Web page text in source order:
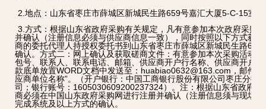
2.地点：山东省枣庄市薛城区新城民生路659号嘉汇大厦5-C-15室；
3.方式：根据山东省政府采购有关规定，凡有意参加本次政府采购
并确认（注册信息必须与供应商信息一致），同时按照以下方式获
商的委托代理人持授权委托书到山东省枣庄市薛城区新城民生路
确认。方式二：网上确认及获取磋商文件：有意参加本次采购活动
包号、联系人、联系电话、邮箱、供应商开户行名称、供应商开户
款底单放置WORD文档中发送至：huabiao0632@163.com，邮件
应商单位名称”。（开户银行：中国工商银行股份有限公司枣庄分行
司；银行账号：1605030609200237324）。注：根据山东省政府
商必须在中国山东政府采购网进行注册并确认（注册信息须与现场
完成系统及以上方式的确认。